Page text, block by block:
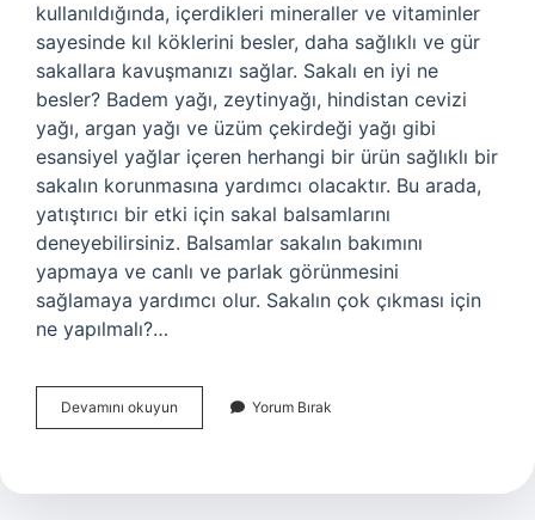
kullanıldığında, içerdikleri mineraller ve vitaminler
sayesinde kıl köklerini besler, daha sağlıklı ve gür
sakallara kavuşmanızı sağlar. Sakalı en iyi ne
besler? Badem yağı, zeytinyağı, hindistan cevizi
yağı, argan yağı ve üzüm çekirdeği yağı gibi
esansiyel yağlar içeren herhangi bir ürün sağlıklı bir
sakalın korunmasına yardımcı olacaktır. Bu arada,
yatıştırıcı bir etki için sakal balsamlarını
deneyebilirsiniz. Balsamlar sakalın bakımını
yapmaya ve canlı ve parlak görünmesini
sağlamaya yardımcı olur. Sakalın çok çıkması için
ne yapılmalı?…
Devamını okuyun
Ne
Yorum Bırak